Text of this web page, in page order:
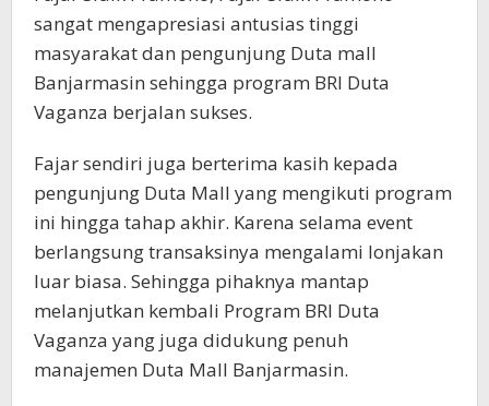
sangat mengapresiasi antusias tinggi
masyarakat dan pengunjung Duta mall
Banjarmasin sehingga program BRI Duta
Vaganza berjalan sukses.
Fajar sendiri juga berterima kasih kepada
pengunjung Duta Mall yang mengikuti program
ini hingga tahap akhir. Karena selama event
berlangsung transaksinya mengalami lonjakan
luar biasa. Sehingga pihaknya mantap
melanjutkan kembali Program BRI Duta
Vaganza yang juga didukung penuh
manajemen Duta Mall Banjarmasin.